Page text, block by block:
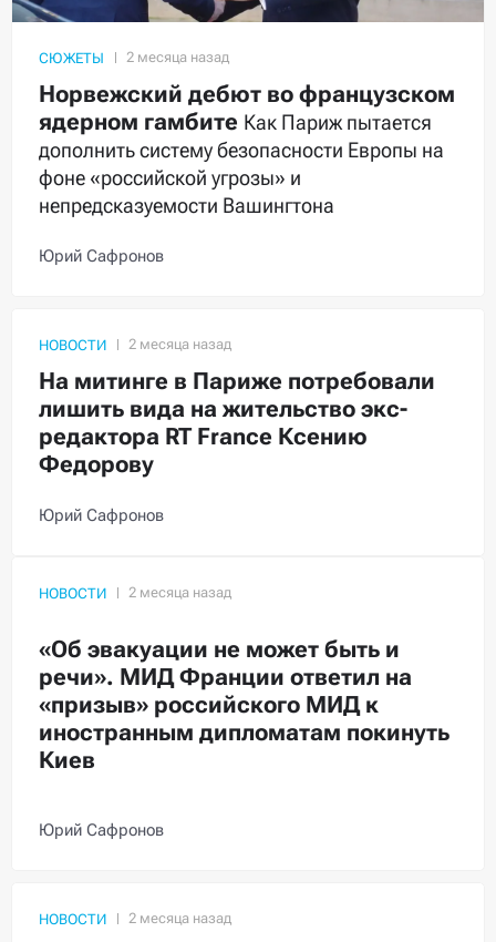
СЮЖЕТЫ
Норвежский дебют во французском
ядерном гамбите Как Париж пытается
дополнить систему безопасности Европы на
фоне «российской угрозы» и
непредсказуемости Вашингтона
Юрий Сафронов
НОВОСТИ
На митинге в Париже потребовали
лишить вида на жительство экс-
редактора RT France Ксению
Федорову
Юрий Сафронов
НОВОСТИ
«Об эвакуации не может быть и
речи». МИД Франции ответил на
«призыв» российского МИД к
иностранным дипломатам покинуть
Киев
Юрий Сафронов
НОВОСТИ